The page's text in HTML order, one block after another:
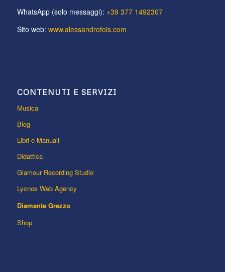
WhatsApp (solo messaggi): +39 377 1492307
Sito web: www.alessandrofois.com
CONTENUTI E SERVIZI
Musica
Blog
Libri e Manuali
Didattica
Glamour Recording Studio
Lycnos Web Agency
Diamante Grezzo
Shop